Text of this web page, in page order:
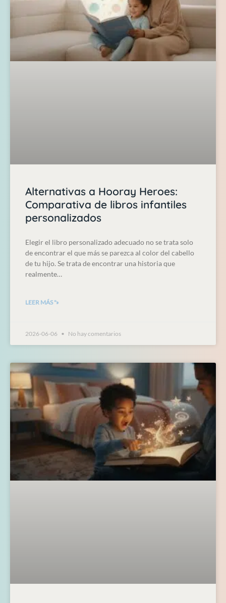
Alternativas a Hooray Heroes:
Comparativa de libros infantiles
personalizados
Elegir el libro personalizado adecuado no se trata solo
de encontrar el que más se parezca al color del cabello
de tu hijo. Se trata de encontrar una historia que
realmente…
LEER MÁS "»
2026-06-06 No hay comentarios